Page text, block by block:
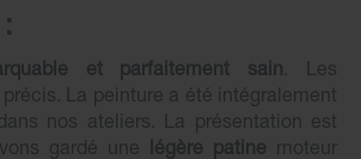
:
et parfaitement sain . Les
La peinture a été intégralement
nos ateliers. La présentation est
gardé une
légère patine moteur